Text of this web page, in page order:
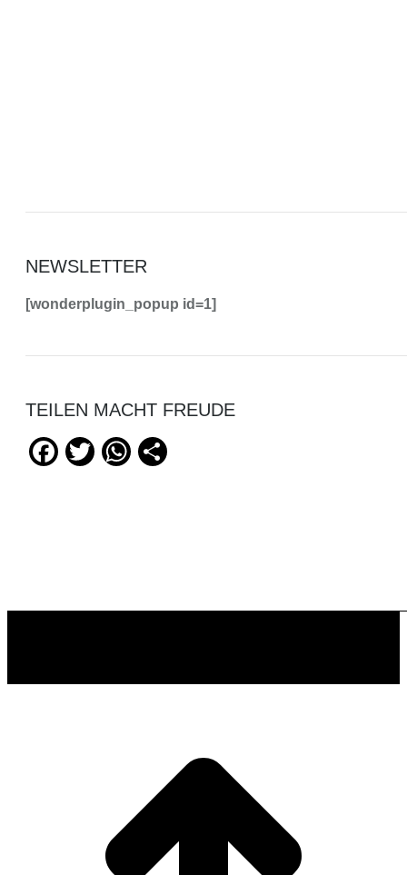
NEWSLETTER
[wonderplugin_popup id=1]
TEILEN MACHT FREUDE
Facebook
Twitter WhatsApp